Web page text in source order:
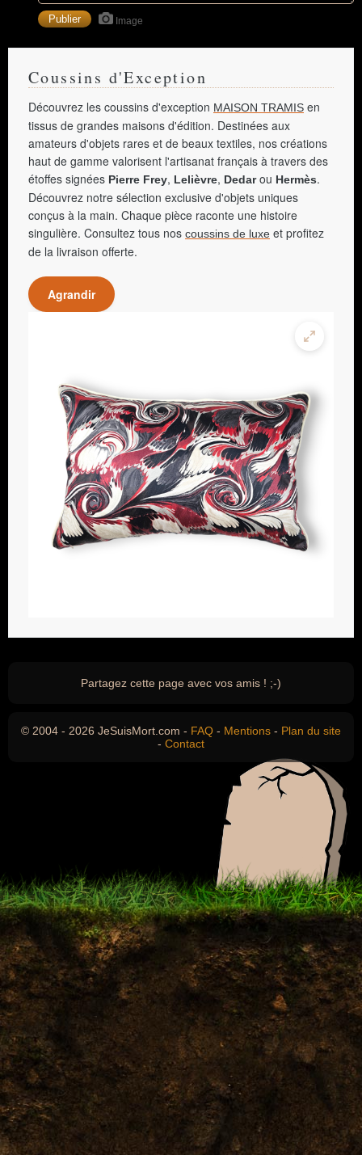
Image
Coussins d'Exception
Découvrez les coussins d'exception MAISON TRAMIS en
tissus de grandes maisons d'édition. Destinées aux
amateurs d'objets rares et de beaux textiles, nos créations
haut de gamme valorisent l'artisanat français à travers des
étoffes signées Pierre Frey, Lelièvre, Dedarou Hermès.
Découvrez notre sélection exclusive d'objets uniques
conçus à la main. Chaque pièce raconte une histoire
singulière. Consultez tous nos coussins de luxe et profitez
de la livraison offerte.
Agrandir
Partagez cette page avec vos amis ! ;-)
© 2004 - 2026 JeSuisMort.com - FAQ - Mentions - Plan du site
- Contact